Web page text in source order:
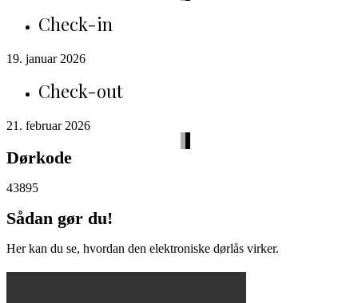
Check-in
19. januar 2026
Check-out
21. februar 2026
Dørkode
43895
Sådan gør du!
Her kan du se, hvordan den elektroniske dørlås virker.